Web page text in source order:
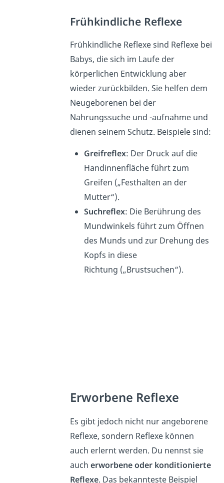
Frühkindliche Reflexe
Frühkindliche Reflexe sind Reflexe bei
Babys, die sich im Laufe der
körperlichen Entwicklung aber
wieder zurückbilden. Sie helfen dem
Neugeborenen bei der
Nahrungssuche und -aufnahme und
dienen seinem Schutz. Beispiele sind:
Greifreflex: Der Druck auf die
Handinnenfläche führt zum
Greifen („Festhalten an der
Mutter“).
Suchreflex: Die Berührung des
Mundwinkels führt zum Öffnen
des Munds und zur Drehung des
Kopfs in diese
Richtung („Brustsuchen“).
Erworbene Reflexe
Es gibt jedoch nicht nur angeborene
Reflexe, sondern Reflexe können
auch erlernt werden. Du nennst sie
auch erworbene oder konditionierte
Reflexe. Das bekannteste Beispiel